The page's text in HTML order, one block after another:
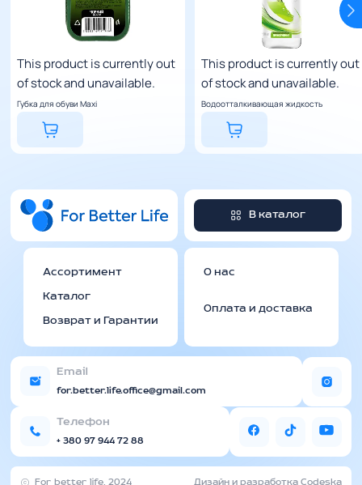
This product is currently out
of stock and unavailable.
Губка для обуви Maxi
This product is currently out
of stock and unavailable.
Водоотталкивающая жидкость
В каталог
Ассортимент
Каталог
Возврат и Гарантии
О нас
Оплата и доставка
Email
for.better.life.office@gmail.com
Телефон
+ 380 97 944 72 88
For better life, 2024 Дизайн и разработка Codeska